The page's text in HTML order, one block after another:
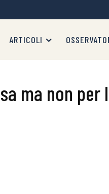
ARTICOLI
ma non per